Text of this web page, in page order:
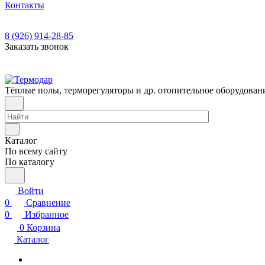
Контакты
8 (926) 914-28-85
Заказать звонок
Тёплые полы, терморегуляторы и др. отопительное
Каталог
По всему сайту
По каталогу
Войти
0
Сравнение
0
Избранное
0 Корзина
Каталог